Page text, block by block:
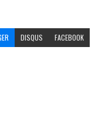
DISQUS FACEBOOK